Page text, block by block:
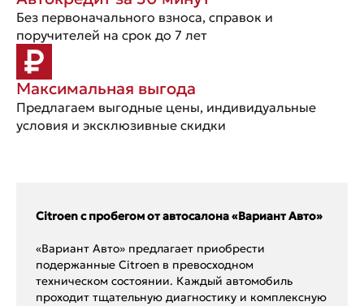
Без первоначального взноса, справок и
поручителей на срок до 7 лет
Максимальная выгода
Предлагаем выгодные цены, индивидуальные
условия и эксклюзивные скидки
Citroen с пробегом от автосалона «Вариант Авто»
«Вариант Авто» предлагает приобрести
подержанные Citroen в превосходном
техническом состоянии. Каждый автомобиль
проходит тщательную диагностику и комплексную